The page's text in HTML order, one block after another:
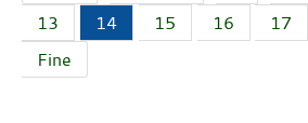
13
14 15 16 17
Fine